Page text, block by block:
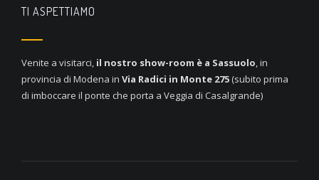
TI ASPETTIAMO
Venite a visitarci, il nostro show-room è a Sassuolo, in
provincia di Modena in Via Radici in Monte 275 (subito prima
di imboccare il ponte che porta a Veggia di Casalgrande)